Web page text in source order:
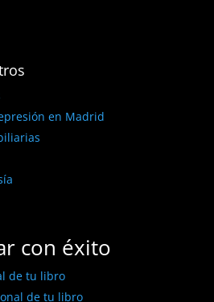
en Madrid
con éxito
de tu libro
de tu libro